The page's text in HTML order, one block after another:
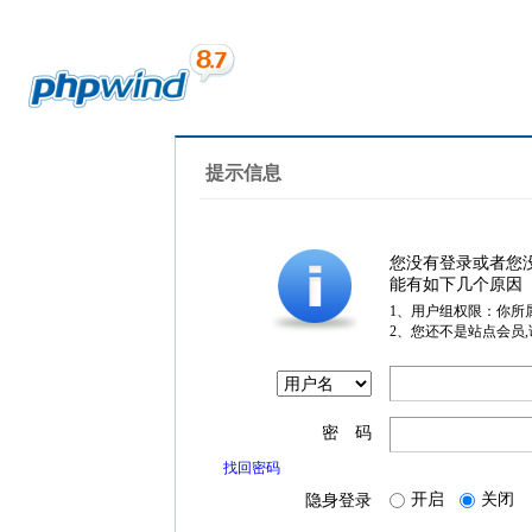
提示信息
您没有登录或者您
能有如下几个原因
1、用户组权限：你所
2、您还不是站点会员
密 码
找回密码
隐身登录 开启 关闭